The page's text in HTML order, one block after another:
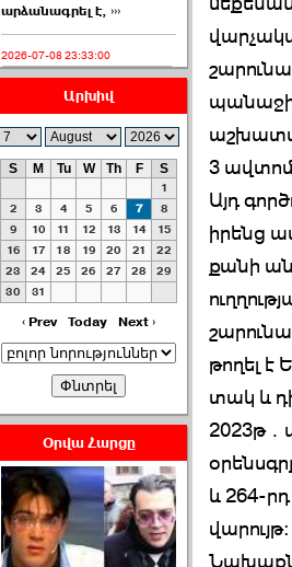
արձանագրել է, ›››
2026-07-08 23:33:00
ՀԱՅԱՊԱՀՊԱՆՈՒԹԻՒՆ՝
ՀԱՒԱՏՔԻ ԵՒ
ԿՐԹՈՒԹԵԱՆ
ՃԱՆԱՊԱՐՀՈՎ ›››
2026-07-06 06:50:00
Ամենաշատը էսօրվանից
էի վախենում.Նիկոլայ
Եղիազարյան ›››
2026-07-05 23:19:00
Արխիվ
S M Tu W Th F S
1
2
3 4 5 6 7
8
9
10 11 12 13 14
15
16
17 18 19 20 21
22
23
24 25 26 27 28
29
30
31
‹ Prev Today Next ›
Օրվա Հարցը
3
Այդ
իրենց
քանի
թողել
տակ և
և 264-
վարույթ: